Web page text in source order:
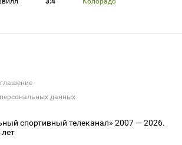
данных
спортивный телеканал» 2007 — 2026.